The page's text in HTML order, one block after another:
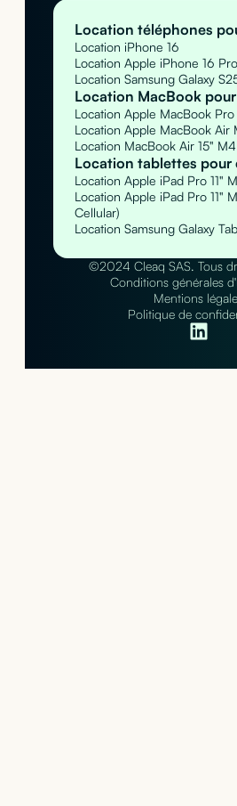
Location téléphones
Location iPhone 16
Location Apple iPhone 16
Location Samsung Galaxy
Location MacBook
Location Apple MacBook
Location Apple MacBook Air
Location MacBook Air 15" M4
Location tablettes pour
Location Apple iPad Pro 11"
Location Apple iPad Pro 11"
Cellular)
Location Samsung Galaxy
©2024 Cleaq SAS. Tous
Conditions générales
Mentions
Politique de